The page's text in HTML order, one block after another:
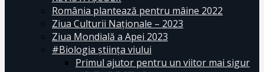
România plantează pentru mâine 2022
Ziua Culturii Naționale – 2023
Ziua Mondială a Apei 2023
#Biologia știința viului
Primul ajutor pentru un viitor mai sigur